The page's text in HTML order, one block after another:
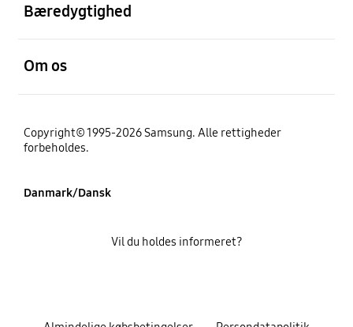
Bæredygtighed
Om os
Copyright© 1995-2026 Samsung. Alle rettigheder
forbeholdes.
Danmark/Dansk
Vil du holdes informeret?